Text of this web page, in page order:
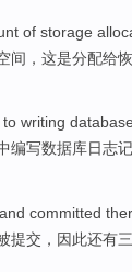
of storage
间 ， 这是分配给
to writing database
编写数据库日志
and committed
提交 ， 因此还有